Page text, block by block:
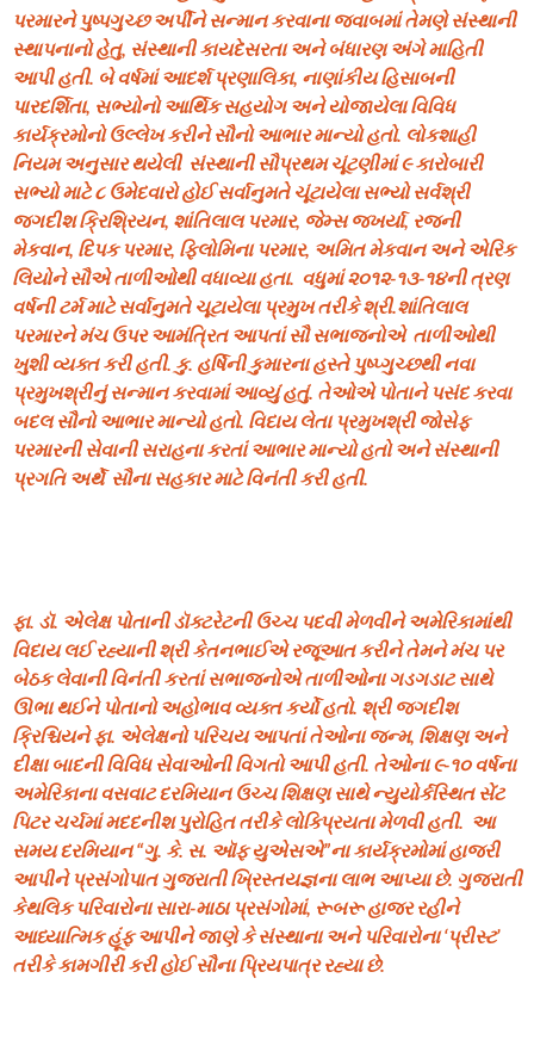
પરમારને પુષ્પગુચ્છ અર્પીને સન્માન કરવાના જવાબમાં તેમણે સંસ્થાની
સ્થાપનાનો હેતુ, સંસ્થાની કાયદેસરતા અને બંધારણ અંગે માહિતી
આપી હતી. બે વર્ષમાં આદર્શ પ્રણાલિકા, નાણાંકીય હિસાબની
પારદર્શિતા, સભ્યોનો આર્થિક સહયોગ અને યોજાયેલા વિવિધ
કાર્યક્રમોનો ઉલ્લેખ કરીને સૌનો આભાર માન્યો હતો. લોકશાહી
નિયમ અનુસાર થયેલી સંસ્થાની સૌપ્રથમ ચૂંટણીમાં ૯ કારોબારી
સભ્યો માટે ૮ ઉમેદવારો હોઈ સર્વાનુમતે ચૂંટાયેલા સભ્યો સર્વશ્રી
જગદીશ ક્રિશ્રિયન, શાંતિલાલ પરમાર, જેમ્સ જખર્યા, રજની
મેકવાન, દિપક પરમાર, ફિલોમિના પરમાર, અમિત મેકવાન અને એરિક
લિયોને સૌએ તાળીઓથી વધાવ્યા હતા. વધુમાં ૨૦૧૨-૧૩-૧૪ની ત્રણ
વર્ષની ટર્મ માટે સર્વાનુમતે ચૂટાયેલા પ્રમુખ તરીકે શ્રી.શાંતિલાલ
પરમારને મંચ ઉપર આમંત્રિત આપતાં સૌ સભાજનોએ તાળીઓથી
ખુશી વ્યક્ત કરી હતી. કુ. હર્ષિની કુમારના હસ્તે પુષ્પ્ગુચ્છથી નવા
પ્રમુખશ્રીનું સન્માન કરવામાં આવ્યું હતું. તેઓએ પોતાને પસંદ કરવા
બદલ સૌનો આભાર માન્યો હતો. વિદાય લેતા પ્રમુખશ્રી જોસેફ
પરમારની સેવાની સરાહના કરતાં આભાર માન્યો હતો અને સંસ્થાની
પ્રગતિ અર્થે સૌના સહકાર માટે વિનંતી કરી હતી.
ફા. ડૉ. એલેક્ષ પોતાની ડૉક્ટરેટની ઉચ્ચ પદવી મેળવીને અમેરિકામાંથી
વિદાય લઈ રહ્યાની શ્રી કેતનભાઈએ રજૂઆત કરીને તેમને મંચ પર
બેઠક લેવાની વિનંતી કરતાં સભાજનોએ તાળીઓના ગડગડાટ સાથે
ઊભા થઈને પોતાનો અહોભાવ વ્યક્ત કર્યો હતો. શ્રી જગદીશ
ક્રિશ્ચિયને ફા. એલેક્ષનો પરિચય આપતાં તેઓના જન્મ, શિક્ષણ અને
દીક્ષા બાદની વિવિધ સેવાઓની વિગતો આપી હતી. તેઓના ૯-૧૦ વર્ષના
અમેરિકાના વસવાટ દરમિયાન ઉચ્ચ શિક્ષણ સાથે ન્યુયોર્કસ્થિત સેંટ
પિટર ચર્ચમાં મદદનીશ પુરોહિત તરીકે લોક્પ્રિયતા મેળવી હતી. આ
સમય દરમિયાન “ગુ. કે. સ. ઑફ યુએસએ”ના કાર્યક્રમોમાં હાજરી
આપીને પ્રસંગોપાત ગુજરાતી ખ્રિસ્તયજ્ઞના લાભ આપ્યા છે. ગુજરાતી
કેથલિક પરિવારોના સારા-માઠા પ્રસંગોમાં, રૂબરૂ હાજર રહીને
આધ્યાત્મિક હૂંફ આપીને જાણે કે સંસ્થાના અને પરિવારોના ‘પ્રીસ્ટ’
તરીકે કામગીરી કરી હોઈ સૌના પ્રિયપાત્ર રહ્યા છે.